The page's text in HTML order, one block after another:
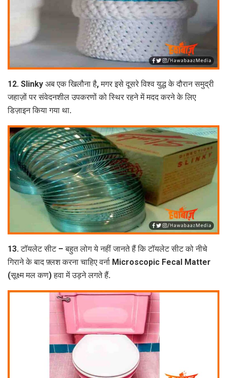
12. Slinky अब एक खिलौना है, मगर इसे दूसरे विश्व युद्ध के दौरान समुद्री
जहाज़ों पर संवेदनशील उपकरणों को स्थिर रहने में मदद करने के लिए
डिज़ाइन किया गया था.
13. टॉयलेट सीट – बहुत लोग ये नहीं जानते हैं कि टॉयलेट सीट को नीचे
गिराने के बाद फ़्लश करना चाहिए वर्ना Microscopic Fecal Matter
(सूक्ष्म मल कण) हवा में उड़ने लगते हैं.